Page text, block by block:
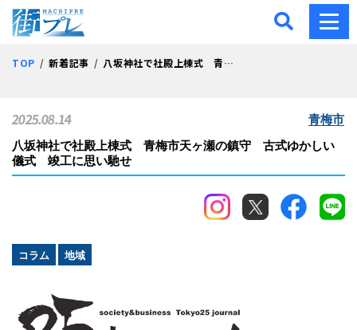
街プレ -東京・西多摩の
TOP 新着記事 八坂神社で社殿上棟式 青梅市天ヶ瀬の鎮守 古式ゆかしい儀式 竣工に思い馳せ
八坂神社で社殿上棟式 青梅市天ヶ瀬の鎮守 古式ゆかしい
儀式 竣工に思い馳せ
コラム 地域
2025.08.14 青梅市